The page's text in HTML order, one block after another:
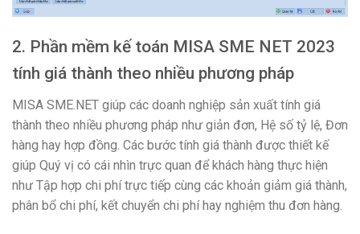
2. Phần mềm kế toán MISA SME NET 2023
tính giá thành theo nhiều phương pháp
MISA SME.NET giúp các doanh nghiệp sản xuất tính giá
thành theo nhiều phương pháp như giản đơn, Hệ số tỷ lệ, Đơn
hàng hay hợp đồng. Các bước tính giá thành được thiết kế
giúp Quý vị có cái nhìn trực quan để khách hàng thực hiện
như Tập hợp chi phí trực tiếp cùng các khoản giảm giá thành,
phân bổ chi phí, kết chuyển chi phí hay nghiệm thu đơn hàng.